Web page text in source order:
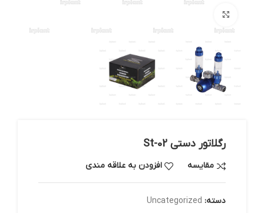
رگلاتور دستی St-02
مقایسه افزودن به علاقه مندی
دسته: Uncategorized